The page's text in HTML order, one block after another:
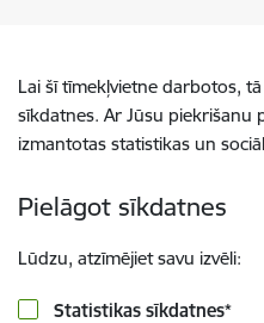
Lai šī tīmekļvietne darbotos,
sīkdatnes. Ar Jūsu piekrišanu
izmantotas statistikas un
Pielāgot sīkdatnes
Lūdzu, atzīmējiet savu izvēli:
Statistikas sīkdatnes*